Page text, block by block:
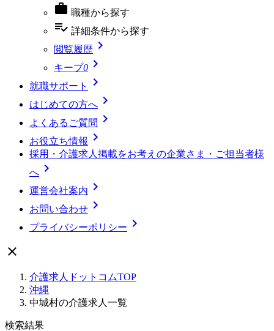
 職種から探す
playlist_add_check 詳細条件から探す
閲覧履歴 
キープ0 
就職サポート 
はじめての方へ 
よくあるご質問 
お役立ち情報 
採用・介護求人掲載をお考えの企業さま・ご担当者様
へ 
運営会社案内 
お問い合わせ 
プライバシーポリシー 

介護求人ドットコムTOP
沖縄
中城村の介護求人一覧
検索結果